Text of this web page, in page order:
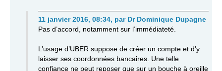
11 janvier 2016, 08:34, par Dr Dominique Dupagne
Pas d’accord, notamment sur l’immédiateté.
L’usage d’UBER suppose de créer un compte et d’y
laisser ses coordonnées bancaires. Une telle
confiance ne peut reposer que sur un bouche à oreille